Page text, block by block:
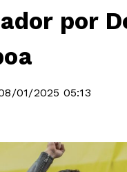
por
01/2025 05:13